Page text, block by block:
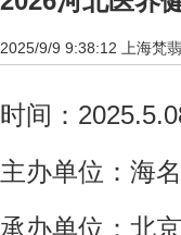
2025/9/9 9:38:12 上海梵
时间：
主办单位：海
承办单位：北